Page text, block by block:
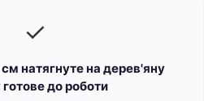
✓
натягнуте на дерев'яну
до роботи